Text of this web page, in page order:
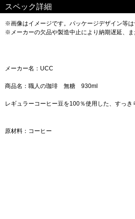
スペック詳細
※画像はイメージです。パッケージデザイン等は
※メーカーの欠品や製造中止により納期遅延、ま
メーカー名：UCC
商品名：職人の珈琲 無糖 930ml
レギュラーコーヒー豆を100％使用した、すっき
原材料：コーヒー